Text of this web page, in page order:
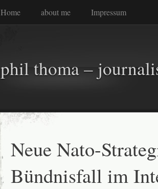
Home about me Impressum
phil thoma –
Neue Nato-
Bündnisfall im